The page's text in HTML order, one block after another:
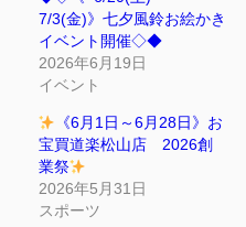
7/3(金)》七夕風鈴お絵かき
イベント開催◇◆
2026年6月19日
イベント
《6月1日～6月28日》お
宝買道楽松山店 2026創
業祭
2026年5月31日
スポーツ